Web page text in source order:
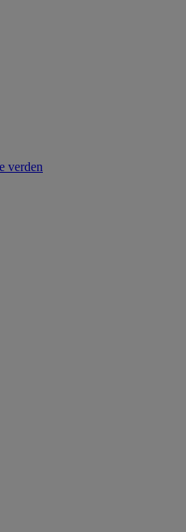
verden